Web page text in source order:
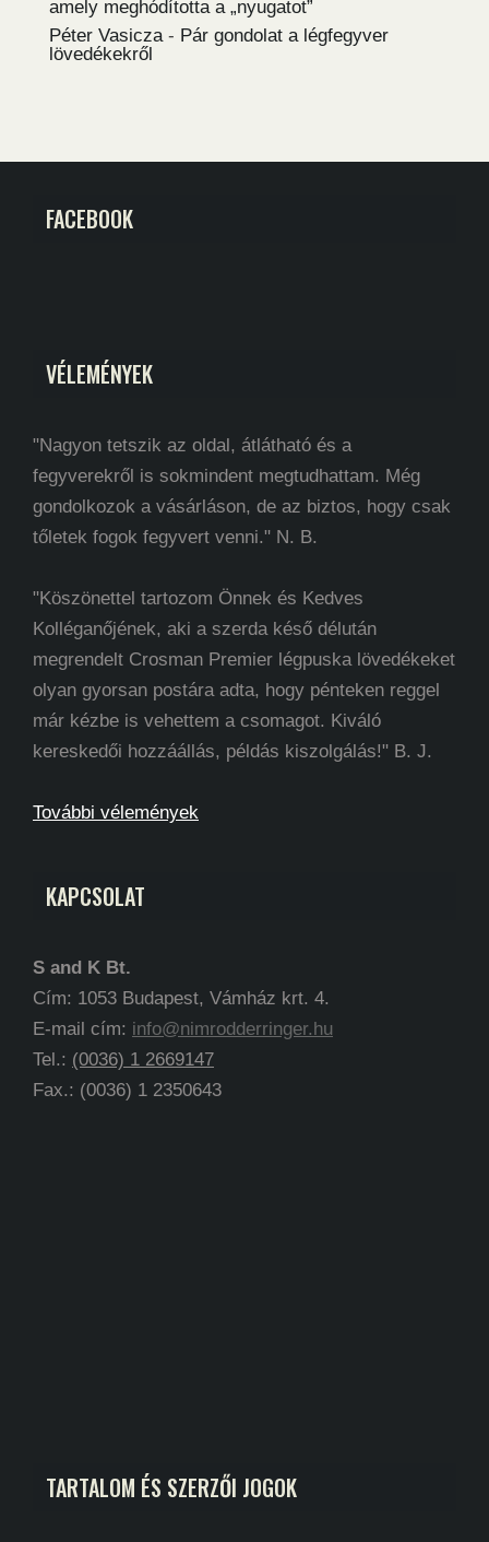
amely meghódította a „nyugatot”
Péter Vasicza - Pár gondolat a légfegyver
lövedékekről
FACEBOOK
VÉLEMÉNYEK
"Nagyon tetszik az oldal, átlátható és a
fegyverekről is sokmindent megtudhattam. Még
gondolkozok a vásárláson, de az biztos, hogy csak
tőletek fogok fegyvert venni." N. B.
"Köszönettel tartozom Önnek és Kedves
Kolléganőjének, aki a szerda késő délután
megrendelt Crosman Premier légpuska lövedékeket
olyan gyorsan postára adta, hogy pénteken reggel
már kézbe is vehettem a csomagot. Kiváló
kereskedői hozzáállás, példás kiszolgálás!" B. J.
További vélemények
KAPCSOLAT
S and K Bt.
Cím: 1053 Budapest, Vámház krt. 4.
E-mail cím: info@nimrodderringer.hu
Tel.: (0036) 1 2669147
Fax.: (0036) 1 2350643
TARTALOM ÉS SZERZŐI JOGOK